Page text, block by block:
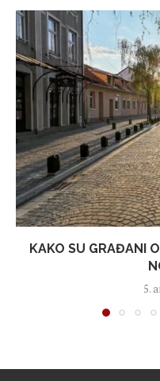
KAKO SU GRAĐANI
5.